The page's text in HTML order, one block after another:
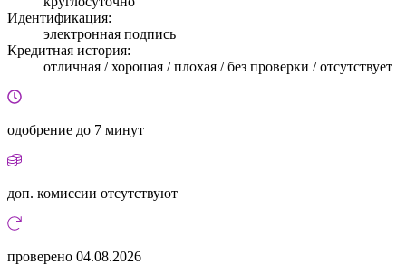
Идентификация:
электронная подпись
Кредитная история:
отличная / хорошая / плохая / без проверки / отсутствует
одобрение до 7 минут
доп. комиссии отсутствуют
проверено 04.08.2026